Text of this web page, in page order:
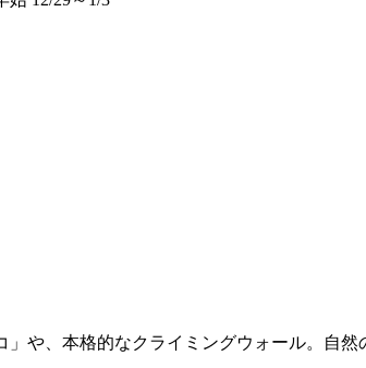
」や、本格的なクライミングウォール。自